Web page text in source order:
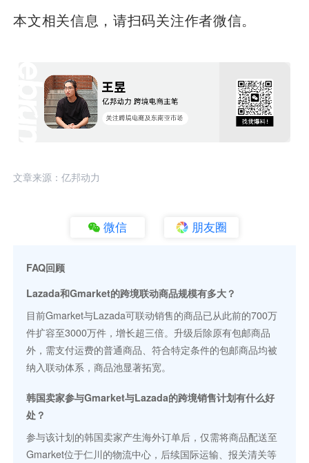
本文相关信息，请扫码关注作者微信。
文章来源：亿邦动力
微信 朋友圈
FAQ回顾
Lazada和Gmarket的跨境联动商品规模有多大？
目前Gmarket与Lazada可联动销售的商品已从此前的700万
件扩容至3000万件，增长超三倍。升级后除原有包邮商品
外，需支付运费的普通商品、符合特定条件的包邮商品均被
纳入联动体系，商品池显著拓宽。
韩国卖家参与Gmarket与Lazada的跨境销售计划有什么好
处？
参与该计划的韩国卖家产生海外订单后，仅需将商品配送至
Gmarket位于仁川的物流中心，后续国际运输、报关清关等